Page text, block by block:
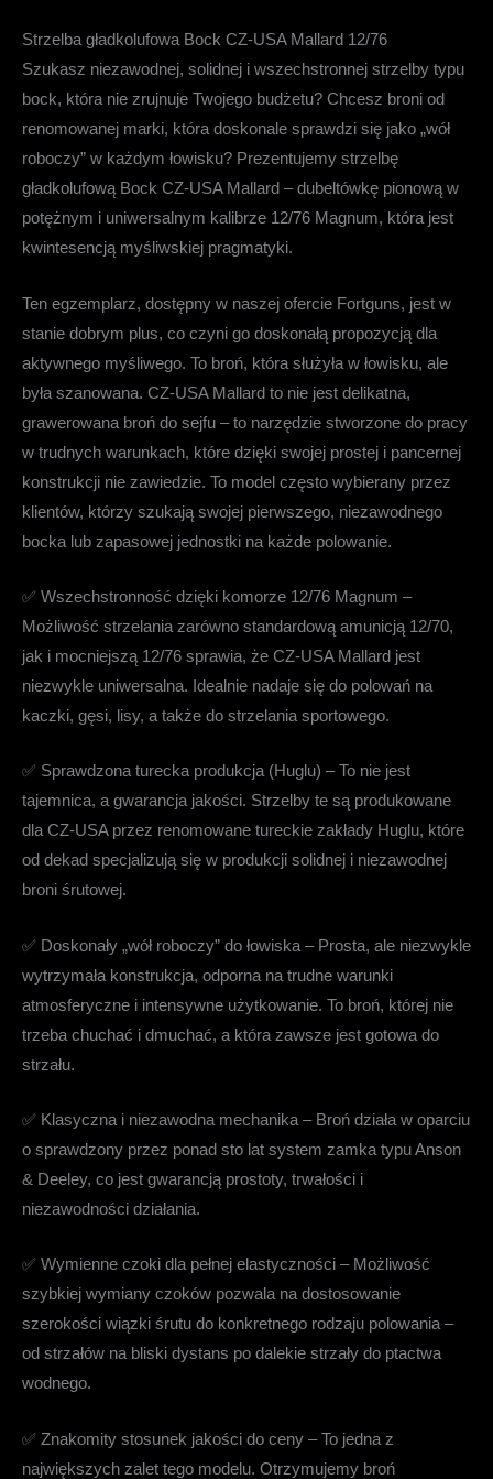
Strzelba gładkolufowa Bock CZ-USA Mallard 12/76
Szukasz niezawodnej, solidnej i wszechstronnej strzelby typu
bock, która nie zrujnuje Twojego budżetu? Chcesz broni od
renomowanej marki, która doskonale sprawdzi się jako „wół
roboczy” w każdym łowisku? Prezentujemy strzelbę
gładkolufową Bock CZ-USA Mallard – dubeltówkę pionową w
potężnym i uniwersalnym kalibrze 12/76 Magnum, która jest
kwintesencją myśliwskiej pragmatyki.
Ten egzemplarz, dostępny w naszej ofercie Fortguns, jest w
stanie dobrym plus, co czyni go doskonałą propozycją dla
aktywnego myśliwego. To broń, która służyła w łowisku, ale
była szanowana. CZ-USA Mallard to nie jest delikatna,
grawerowana broń do sejfu – to narzędzie stworzone do pracy
w trudnych warunkach, które dzięki swojej prostej i pancernej
konstrukcji nie zawiedzie. To model często wybierany przez
klientów, którzy szukają swojej pierwszego, niezawodnego
bocka lub zapasowej jednostki na każde polowanie.
✅ Wszechstronność dzięki komorze 12/76 Magnum –
Możliwość strzelania zarówno standardową amunicją 12/70,
jak i mocniejszą 12/76 sprawia, że CZ-USA Mallard jest
niezwykle uniwersalna. Idealnie nadaje się do polowań na
kaczki, gęsi, lisy, a także do strzelania sportowego.
✅ Sprawdzona turecka produkcja (Huglu) – To nie jest
tajemnica, a gwarancja jakości. Strzelby te są produkowane
dla CZ-USA przez renomowane tureckie zakłady Huglu, które
od dekad specjalizują się w produkcji solidnej i niezawodnej
broni śrutowej.
✅ Doskonały „wół roboczy” do łowiska – Prosta, ale niezwykle
wytrzymała konstrukcja, odporna na trudne warunki
atmosferyczne i intensywne użytkowanie. To broń, której nie
trzeba chuchać i dmuchać, a która zawsze jest gotowa do
strzału.
✅ Klasyczna i niezawodna mechanika – Broń działa w oparciu
o sprawdzony przez ponad sto lat system zamka typu Anson
& Deeley, co jest gwarancją prostoty, trwałości i
niezawodności działania.
✅ Wymienne czoki dla pełnej elastyczności – Możliwość
szybkiej wymiany czoków pozwala na dostosowanie
szerokości wiązki śrutu do konkretnego rodzaju polowania –
od strzałów na bliski dystans po dalekie strzały do ptactwa
wodnego.
✅ Znakomity stosunek jakości do ceny – To jedna z
największych zalet tego modelu. Otrzymujemy broń